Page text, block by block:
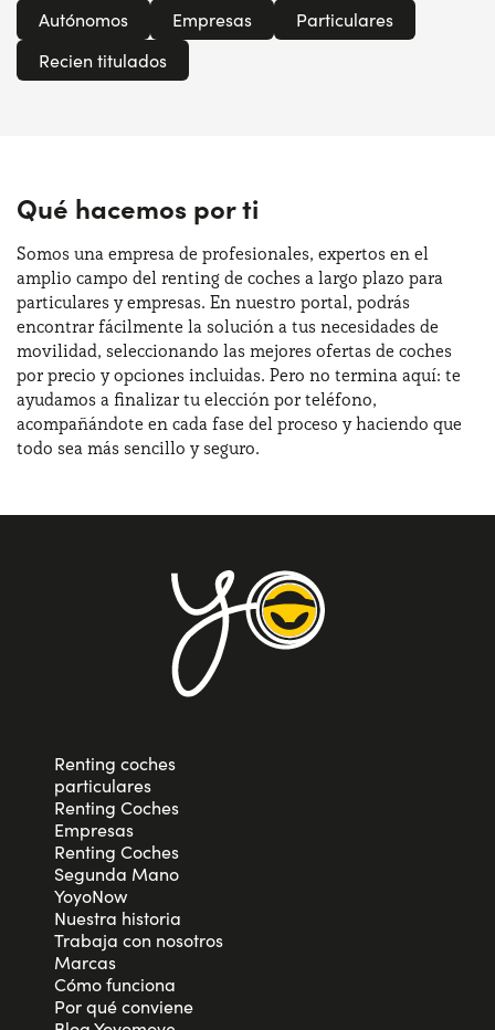
Autónomos Empresas
Particulares
Recien titulados
Qué hacemos por ti
Somos una empresa de profesionales, expertos en el
amplio campo del renting de coches a largo plazo para
particulares y empresas. En nuestro portal, podrás
encontrar fácilmente la solución a tus necesidades de
movilidad, seleccionando las mejores ofertas de coches
por precio y opciones incluidas. Pero no termina aquí: te
ayudamos a finalizar tu elección por teléfono,
acompañándote en cada fase del proceso y haciendo que
todo sea más sencillo y seguro.
Renting coches
particulares
Renting Coches
Empresas
Renting Coches
Segunda Mano
YoyoNow
Nuestra historia
Trabaja con nosotros
Marcas
Cómo funciona
Por qué conviene